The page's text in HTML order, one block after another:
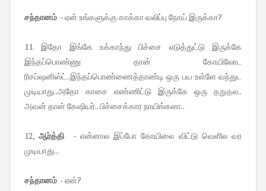
சந்தானம் - ஏன் உங்களுக்கு காக்கா வலிப்பு நோய் இருக்கா?
11. இதோ இங்கே உக்காந்து பிச்சை எடுத்துட்டு இருக்கே
இந்தப்பொண்ணு தான் கோயிலோட
ரிசப்ஷனிஸ்ட்..இந்தப்பொண்ணைத்தாண்டி ஒரு பய உள்ளே வந்துட
முடியாது..அதோ காசை எண்ணிட்டு இருக்கே ஒரு தறுதல..
அவன் தான் கேஷியர்.. பிச்சைக்கார நாயிங்களா..
12,ஆர்த்தி
- என்னால இப்போ கோயிலை விட்டு வெளில வர
முடியாது...
சந்தானம் - ஏன்?